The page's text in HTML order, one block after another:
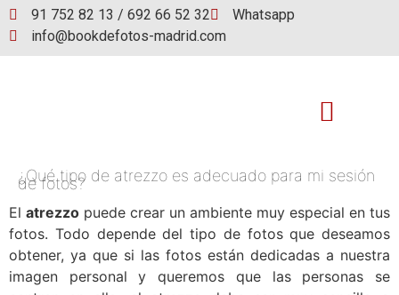
91 752 82 13 / 692 66 52 32
Whatsapp
info@bookdefotos-madrid.com
¿Qué tipo de atrezzo es adecuado para mi sesión
de fotos?
El atrezzo puede crear un ambiente muy especial en tus
fotos. Todo depende del tipo de fotos que deseamos
obtener, ya que si las fotos están dedicadas a nuestra
imagen personal y queremos que las personas se